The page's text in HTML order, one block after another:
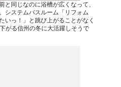
と同じなのに浴槽が広くなって、
システムバスルーム「リフォム
いっ！」と跳び上がることがなく
がる信州の冬に大活躍しそうで